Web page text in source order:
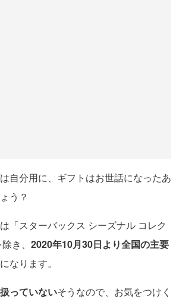
自分用に、ギフトはお世話になったあ
う？
「スターバックス シーズナル コレク
き、 2020年10月30日より全国の主要
になります。
っていないそうなので、お気をつけく